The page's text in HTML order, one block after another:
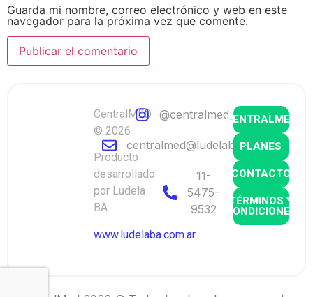
Guarda mi nombre, correo electrónico y web en este
navegador para la próxima vez que comente.
CentralMED
© 2026
Producto
desarrollado
por Ludela
BA
www.ludelaba.com.ar
@centralmed_ok
centralmed@ludelaba.com.ar
11-
5475-
9532
CENTRALMED
PLANES
CONTACTO
TÉRMINOS Y
CONDICIONES